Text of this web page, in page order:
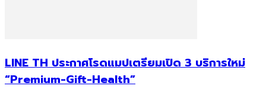
LINE TH ประกาศโรดแมปเตรียมเปิด 3 บริการใหม่
“Premium-Gift-Health”